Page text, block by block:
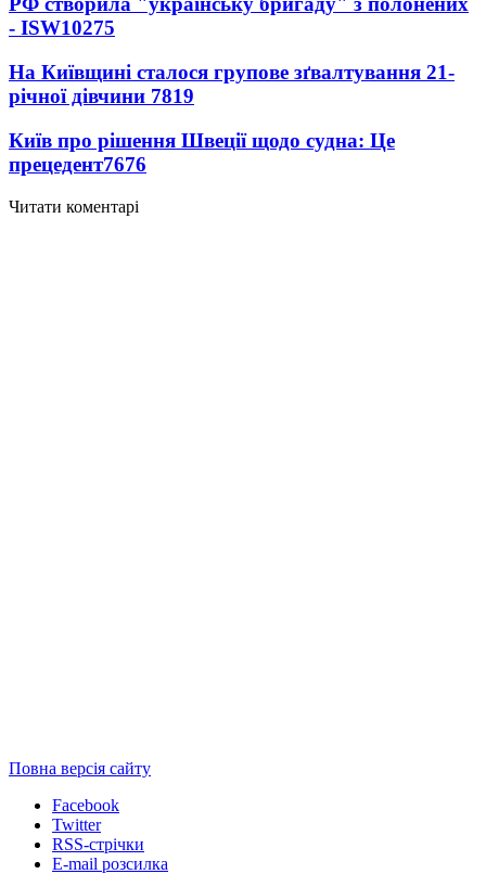
- ISW10275
На Київщині сталося групове зґвалтування 21-
річної дівчини 7819
Київ про рішення Швеції щодо судна: Це
прецедент7676
Читати коментарі
Повна версія сайту
Facebook
Twitter
RSS-стрічки
E-mail розсилка